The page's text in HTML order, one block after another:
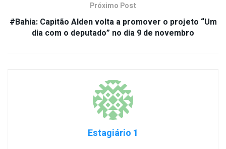
Próximo Post
#Bahia: Capitão Alden volta a promover o projeto “Um
dia com o deputado” no dia 9 de novembro
Estagiário 1